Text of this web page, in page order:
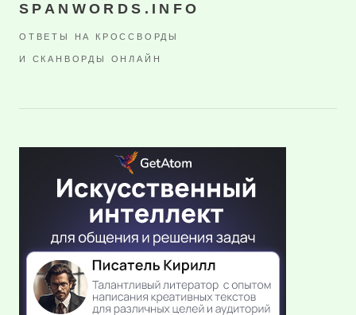
SPANWORDS.INFO
ОТВЕТЫ НА КРОССВОРДЫ
И СКАНВОРДЫ ОНЛАЙН